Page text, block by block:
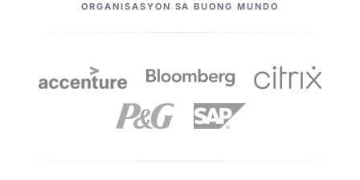
ORGANISASYON SA BUONG MUNDO